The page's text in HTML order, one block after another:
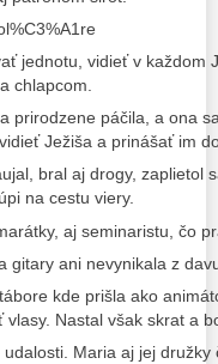
jednotu, vidieť v každom
chlapcom.
prirodzene páčila, a ona
Ježiša a prinášať im
bral aj drogy, zaplietol
na cestu viery.
aj seminaristu, čo
gitary ani nevynikala z
kde prišla ako
Nastal však skrat a
Maria aj jej